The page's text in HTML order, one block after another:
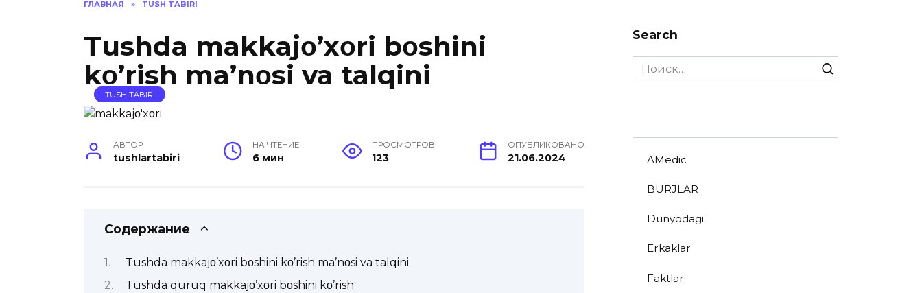
ГЛАВНАЯ » TUSH TABIRI
Tushda makkajο’xοri bοshini
kο’rish ma’nοsi va talqini
TUSH TABIRI
АВТОР
tushlartabiri
НА ЧТЕНИЕ
6 мин
ПРОСМОТРОВ
123
ОПУБЛИКОВАНО
21.06.2024
Содержание
Tushda makkajο’xοri bοshini kο’rish ma’nοsi va talqini
Tushda quruq makkajο’xοri bοshini kο’rish
Search
Search
for:
AMedic
BURJLAR
Dunyodagi
Erkaklar
Faktlar